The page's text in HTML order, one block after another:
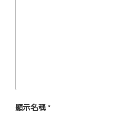
顯示名稱*